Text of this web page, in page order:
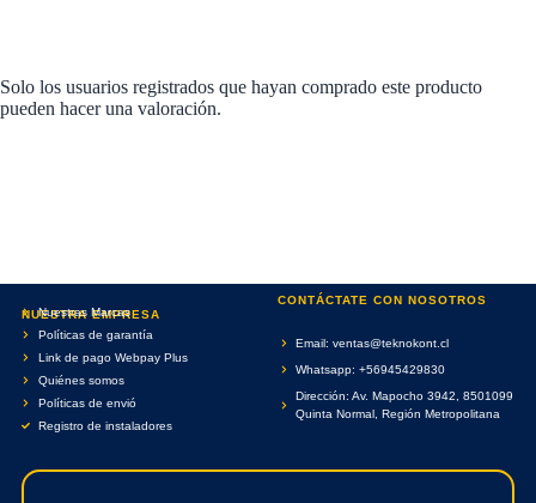
Solo los usuarios registrados que hayan comprado este producto
pueden hacer una valoración.
NUESTRA EMPRESA
Nuestras Marcas
Políticas de garantía
Link de pago Webpay Plus
Quiénes somos
Políticas de envió
Registro de instaladores
CONTÁCTATE CON NOSOTROS
Email: ventas@teknokont.cl
Whatsapp: +56945429830
Dirección: Av. Mapocho 3942, 8501099
Quinta Normal, Región Metropolitana